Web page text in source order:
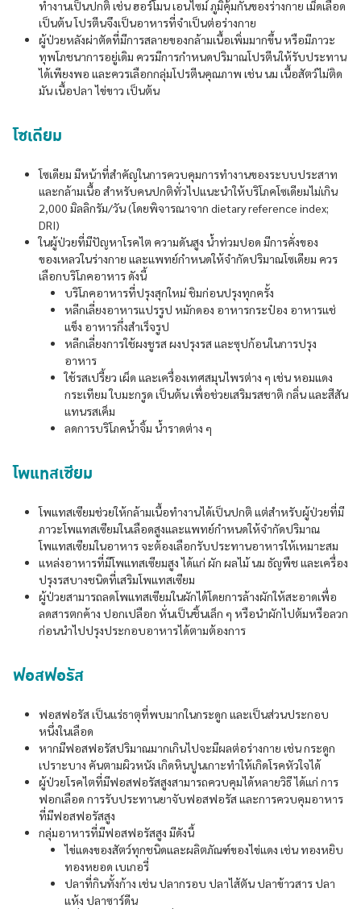
ทำงานเป็นปกติ เช่น ฮอร์โมน เอนไซม์ ภูมิคุ้มกันของร่างกาย เม็ดเลือด
เป็นต้น โปรตีนจึงเป็นอาหารที่จำเป็นต่อร่างกาย
ผู้ป่วยหลังผ่าตัดที่มีการสลายของกล้ามเนื้อเพิ่มมากขึ้น หรือมีภาวะ
ทุพโภชนาการอยู่เดิม ควรมีการกำหนดปริมาณโปรตีนให้รับประทาน
ได้เพียงพอ และควรเลือกกลุ่มโปรตีนคุณภาพ เช่น นม เนื้อสัตว์ไม่ติด
มัน เนื้อปลา ไข่ขาว เป็นต้น
โซเดียม
โซเดียม มีหน้าที่สำคัญในการควบคุมการทำงานของระบบประสาท
และกล้ามเนื้อ สำหรับคนปกติทั่วไปแนะนำให้บริโภคโซเดียมไม่เกิน
2,000 มิลลิกรัม/วัน (โดยพิจารณาจาก dietary reference index;
DRI)
ในผู้ป่วยที่มีปัญหาโรคไต ความดันสูง น้ำท่วมปอด มีการคั่งของ
ของเหลวในร่างกาย และแพทย์กำหนดให้จำกัดปริมาณโซเดียม ควร
เลือกบริโภคอาหาร ดังนี้
บริโภคอาหารที่ปรุงสุกใหม่ ชิมก่อนปรุงทุกครั้ง
หลีกเลี่ยงอาหารแปรรูป หมักดอง อาหารกระป๋อง อาหารแช่
แข็ง อาหารกึ่งสำเร็จรูป
หลีกเลี่ยงการใช้ผงชูรส ผงปรุงรส และซุปก้อนในการปรุง
อาหาร
ใช้รสเปรี้ยว เผ็ด และเครื่องเทศสมุนไพรต่าง ๆ เช่น หอมแดง
กระเทียม ใบมะกรูด เป็นต้น เพื่อช่วยเสริมรสชาติ กลิ่น และสีสัน
แทนรสเค็ม
ลดการบริโภคน้ำจิ้ม น้ำราดต่าง ๆ
โพแทสเซียม
โพแทสเซียมช่วยให้กล้ามเนื้อทำงานได้เป็นปกติ แต่สำหรับผู้ป่วยที่มี
ภาวะโพแทสเซียมในเลือดสูงและแพทย์กำหนดให้จำกัดปริมาณ
โพแทสเซียมในอาหาร จะต้องเลือกรับประทานอาหารให้เหมาะสม
แหล่งอาหารที่มีโพแทสเซียมสูง ได้แก่ ผัก ผลไม้ นม ธัญพืช และเครื่อง
ปรุงรสบางชนิดที่เสริมโพแทสเซียม
ผู้ป่วยสามารถลดโพแทสเซียมในผักได้โดยการล้างผักให้สะอาดเพื่อ
ลดสารตกค้าง ปอกเปลือก หั่นเป็นชิ้นเล็ก ๆ หรือนำผักไปต้มหรือลวก
ก่อนนำไปปรุงประกอบอาหารได้ตามต้องการ
ฟอสฟอรัส
ฟอสฟอรัส เป็นแร่ธาตุที่พบมากในกระดูก และเป็นส่วนประกอบ
หนึ่งในเลือด
หากมีฟอสฟอรัสปริมาณมากเกินไปจะมีผลต่อร่างกาย เช่น กระดูก
เปราะบาง คันตามผิวหนัง เกิดหินปูนเกาะทำให้เกิดโรคหัวใจได้
ผู้ป่วยโรคไตที่มีฟอสฟอรัสสูงสามารถควบคุมได้หลายวิธี ได้แก่ การ
ฟอกเลือด การรับประทานยาจับฟอสฟอรัส และการควบคุมอาหาร
ที่มีฟอสฟอรัสสูง
กลุ่มอาหารที่มีฟอสฟอรัสสูง มีดังนี้
ไข่แดงของสัตว์ทุกชนิดและผลิตภัณฑ์ของไข่แดง เช่น ทองหยิบ
ทองหยอด เบเกอรี่
ปลาที่กินทั้งก้าง เช่น ปลากรอบ ปลาไส้ตัน ปลาข้าวสาร ปลา
แห้ง ปลาซาร์ดีน